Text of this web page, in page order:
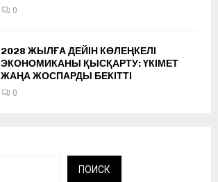
0
2028 ЖЫЛҒА ДЕЙІН КӨЛЕҢКЕЛІ
ЭКОНОМИКАНЫ ҚЫСҚАРТУ: ҮКІМЕТ
ЖАҢА ЖОСПАРДЫ БЕКІТТІ
0
ПОИСК